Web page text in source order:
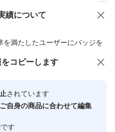
績について
満たしたユーザーにバッジを
心・安全なユーザーです
商品への質問
コピーします
されています
自身の商品に合わせて編集
です
メ